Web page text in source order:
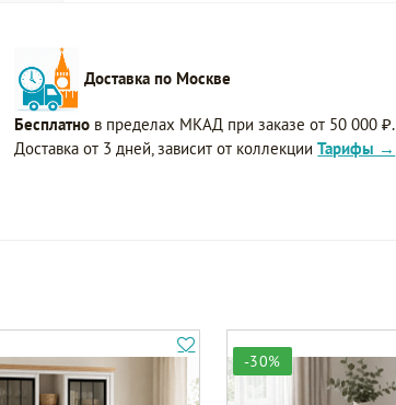
Доставка по Москве
Бесплатно в пределах МКАД при заказе от 50 000 ₽.
Доставка от 3 дней, зависит от коллекцииТарифы →
-30%